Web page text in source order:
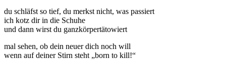
du schläfst so tief, du merkst nicht, was passiert
ich kotz dir in die Schuhe
und dann wirst du ganzkörpertätowiert
mal sehen, ob dein neuer dich noch will
wenn auf deiner Stirn steht „born to kill!“